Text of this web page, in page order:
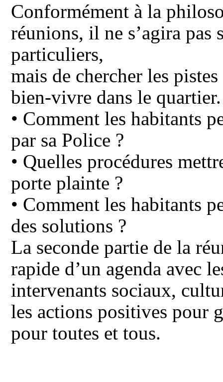
Conformément à la
réunions, il ne s’agira pas
particuliers,
mais de chercher les
bien-vivre dans le
• Comment les habitants
par sa Police ?
• Quelles procédures
porte plainte ?
• Comment les habitants
des solutions ?
La seconde partie de la
rapide d’un agenda avec
intervenants sociaux,
les actions positives pour
pour toutes et tous.